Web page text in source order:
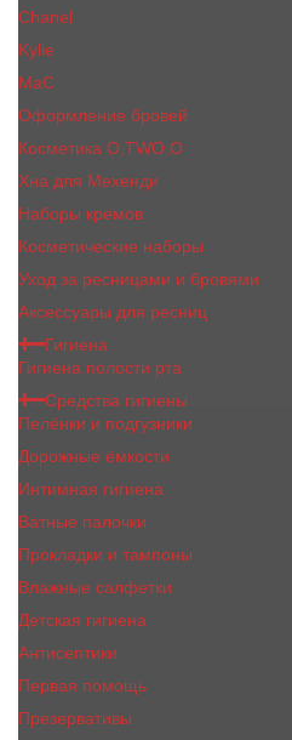
Сhanеl
Kylie
MaC
Оформление бровей
Косметика O.TWO.O
Хна для Мехенди
Наборы кремов
Косметические наборы
Уход за ресницами и бровями
Аксессуары для ресниц
Гигиена
Гигиена полости рта
Средства гигиены
Пелёнки и подгузники
Дорожные ёмкости
Интимная гигиена
Ватные палочки
Прокладки и тампоны
Влажные салфетки
Детская гигиена
Антисептики
Первая помощь
Презервативы